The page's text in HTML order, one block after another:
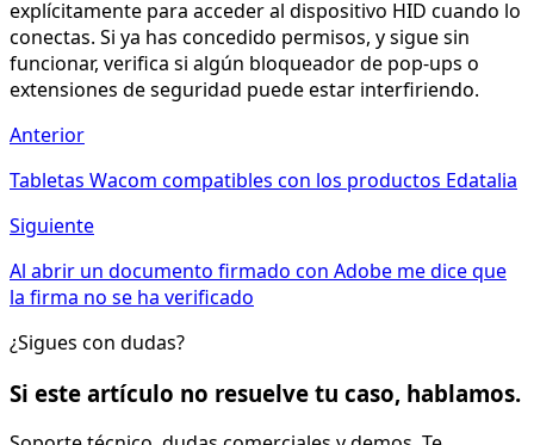
explícitamente para acceder al dispositivo HID cuando lo
conectas. Si ya has concedido permisos, y sigue sin
funcionar, verifica si algún bloqueador de pop-ups o
extensiones de seguridad puede estar interfiriendo.
Anterior
Tabletas Wacom compatibles con los productos Edatalia
Siguiente
Al abrir un documento firmado con Adobe me dice que
la firma no se ha verificado
¿Sigues con dudas?
Si este artículo no resuelve tu caso, hablamos.